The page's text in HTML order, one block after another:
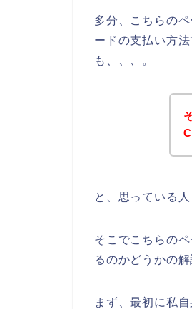
多分、こちらの
ードの支払い方
も、、、。
と、思っている
そこでこちらの
るのかどうかの
まず、最初に私